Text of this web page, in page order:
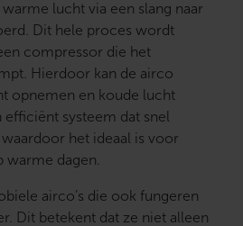
lucht via een slang naar
Dit hele proces wordt
compressor die het
Hierdoor kan de airco
opnemen en koude lucht
systeem dat snel
het ideaal is voor
warme dagen.
airco’s die ook fungeren
Dit betekent dat ze niet alleen